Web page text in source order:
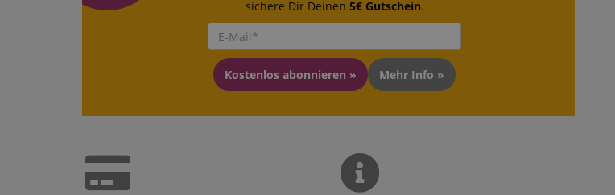
sichere Dir Deinen 5€ Gutschein.
Kostenlos abonnieren » Mehr Info »